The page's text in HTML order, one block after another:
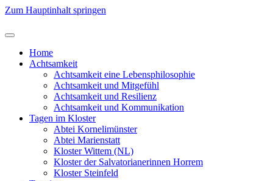
Zum Hauptinhalt springen
Home
Achtsamkeit
Achtsamkeit eine Lebensphilosophie
Achtsamkeit und Mitgefühl
Achtsamkeit und Resilienz
Achtsamkeit und Kommunikation
Tagen im Kloster
Abtei Kornelimünster
Abtei Marienstatt
Kloster Wittem (NL)
Kloster der Salvatorianerinnen Horrem
Kloster Steinfeld